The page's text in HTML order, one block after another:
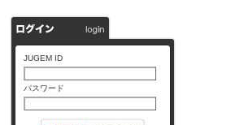
JUGEM ID
パスワード